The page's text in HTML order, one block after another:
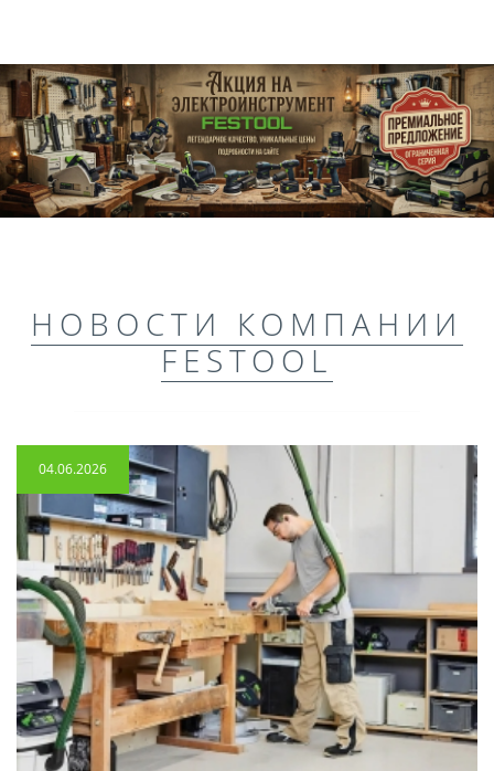
НОВОСТИ КОМПАНИИ
FESTOOL
04.06.2026